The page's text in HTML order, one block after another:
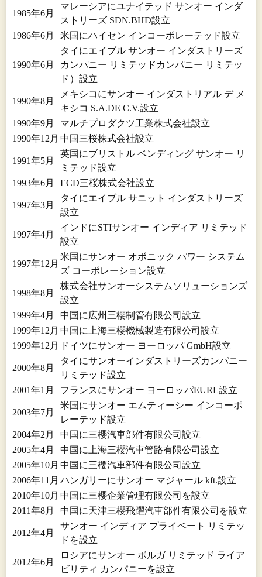
1985年6月
マレーシアにユナイテッド サンオー インダ
ストリーズ SDN.BHD設立
1986年6月
米国にハイセン インコーポレーテッド設立
1990年6月
タイにエイブル サンオー インダストリーズ
カンパニー リミテッドカンパニー リミテッ
ド）設立
1990年8月
メキシコにサンオー インダストリアル デ メ
キシコ S.A.DE C.V.設立
1990年9月
マルチプロダクツ工業株式会社設立
1990年12月 中国三桜株式会社設立
1991年5月
英国にブリストル ベンディング サンオー リ
ミテッド設立
1993年6月
ECD三桜株式会社設立
1997年3月
タイにエイブル サニット インダストリーズ
設立
1997年4月
インドにSTIサンオー インディア リミテッド
設立
1997年12月
米国にサンオー オボニック パワー システム
ズ コーポレーション設立
1998年8月
株式会社サンオーシステムソリューションズ
設立
1999年4月
中国に広州三櫻制管有限公司設立
1999年12月 中国に上海三櫻機械製造有限公司設立
1999年12月
ドイツにサンオー ヨーロッパ GmbH設立
2000年8月
タイにサンオーインダストリーズカンパニー
リミテッド設立
2001年1月
フランスにサンオー ヨーロッパEURL設立
2003年7月
米国にサンオー エムティーシー インコーポ
レーテッド設立
2004年2月
中国に三櫻汽車部件有限公司設立
2005年4月
中国に上海三櫻汽車管路有限公司設立
2005年10月 中国に三櫻汽車部件有限公司設立
2006年11月 ハンガリーにサンオー マジャール kft.設立
2010年10月 中国に三櫻企業管理有限公司を設立
2011年8月
中国に天津三櫻飛躍汽車部件有限公司を設立
2012年4月
サンオー インディア プライベート リミテッ
ドを設立
2012年6月
ロシアにサンオー ボルガ リミテッド ライア
ビリティ カンパニーを設立